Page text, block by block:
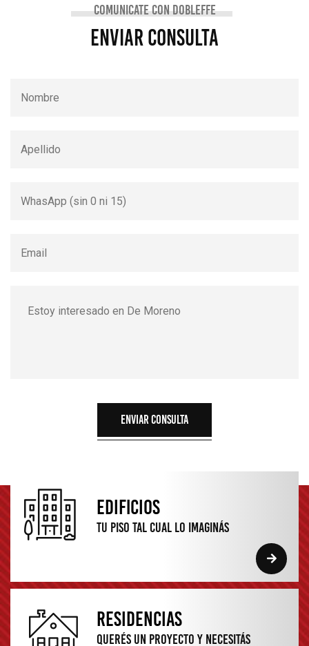
comunicate con dobleffe
enviar consulta
enviar consulta
edificios
Tu piso tal cual lo imaginás
RESIDENCIAS
Querés un proyecto y Necesitás